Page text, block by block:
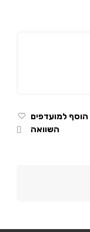
הוסף למועדפים
השוואה